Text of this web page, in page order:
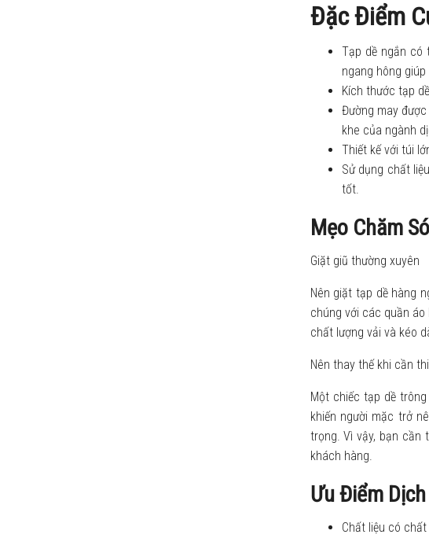
Đặc Điểm
Tạp dề ngắn có
ngang hông
Kích thước tạp
Đường may
khe của ngành
Thiết kế với túi
Sử dụng chất
tốt.
Mẹo Chăm
Giặt giũ thường xuyên
Nên giặt tạp dề hàng
chúng với các quần
chất lượng vải và kéo
Nên thay thế khi cần
Một chiếc tạp dề
khiến người mặc trở
trọng. Vì vậy, bạn cần
khách hàng.
Ưu Điểm
Chất liệu có